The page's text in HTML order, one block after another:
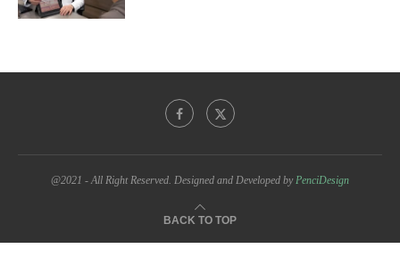
@2021 - All Right Reserved. Designed and Developed by PenciDesign
BACK TO TOP